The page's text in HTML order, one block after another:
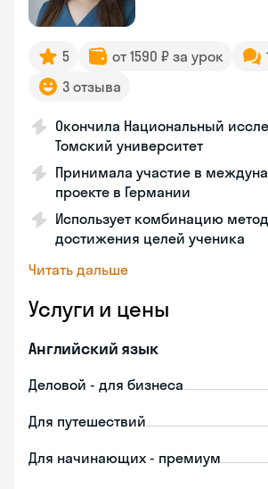
5 от 1590 ₽ за урок
3 отзыва
Окончила Национальный
Томский университет
Принимала участие в
проекте в Германии
Использует комбинацию
достижения целей ученика
Читать дальше
Услуги и цены
Английский язык
Деловой - для бизнеса
Для путешествий
Для начинающих - премиум